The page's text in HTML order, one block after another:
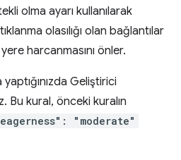
olma ayarı kullanılarak
olasılığı olan bağlantılar
harcanmasını önler.
Geliştirici
Bu kural, önceki kuralın
"moderate"